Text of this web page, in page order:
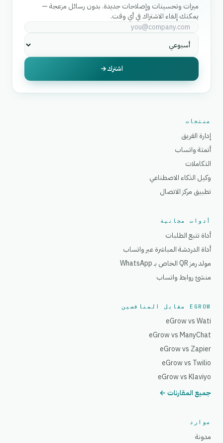
ميزات وتحسينات وإصلاحات جديدة. بدون رسائل مزعجة —
يمكنك إلغاء الاشتراك في أي وقت.
اشترك
منتجات
إدارة الفريق
أتمتة واتساب
التكاملات
وكيل الذكاء الاصطناعي
تطبيق مركز الاتصال
أدوات مجانية
أداة تتبع الطلبات
أداة الدردشة المباشرة عبر واتساب
مولد رمز QR الخاص بـ WhatsApp
منشئ روابط واتساب
EGROW مقابل المنافسين
eGrow vs Wati
eGrow vs ManyChat
eGrow vs Zapier
eGrow vs Twilio
eGrow vs Klaviyo
جميع المقارنات ←
موارد
مدونة